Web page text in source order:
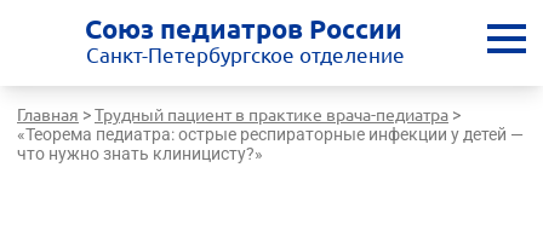
Союз педиатров России
Санкт-Петербургское отделение
Главная >Трудный пациент в практике врача-педиатра >
«Теорема педиатра: острые респираторные инфекции у детей —
что нужно знать клиницисту?»